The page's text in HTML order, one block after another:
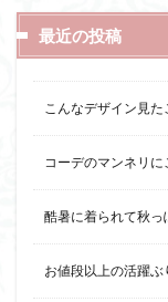
最近の投稿
こんなデザイン見
コーデのマンネリ
酷暑に着られて秋
お値段以上の活躍